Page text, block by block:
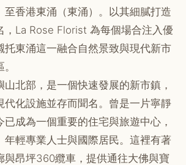
至香港東涌（東涌）。以其細膩打造
，La Rose Florist 為每個場合注入優
托東涌這一融合自然景致與現代新市
北部，是一個快速發展的新市鎮，
代化設施並存而聞名。曾是一片寧靜
成為一個重要的住宅與旅遊中心，
年輕專業人士與國際居民。這裡有著
與昂坪360纜車，提供通往大佛與寶